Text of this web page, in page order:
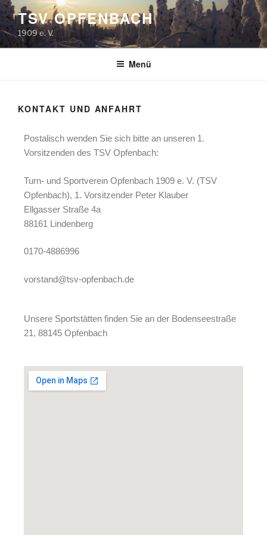
TSV OPFENBACH
1909 e. V.
Menü
KONTAKT UND ANFAHRT
Postalisch wenden Sie sich bitte an unseren 1.
Vorsitzenden des TSV Opfenbach:
Turn- und Sportverein Opfenbach 1909 e. V. (TSV
Opfenbach), 1. Vorsitzender Peter Klauber
Ellgasser Straße 4a
88161 Lindenberg
0170-4886996
vorstand@tsv-opfenbach.de
Unsere Sportstätten finden Sie an der Bodenseestraße
21, 88145 Opfenbach